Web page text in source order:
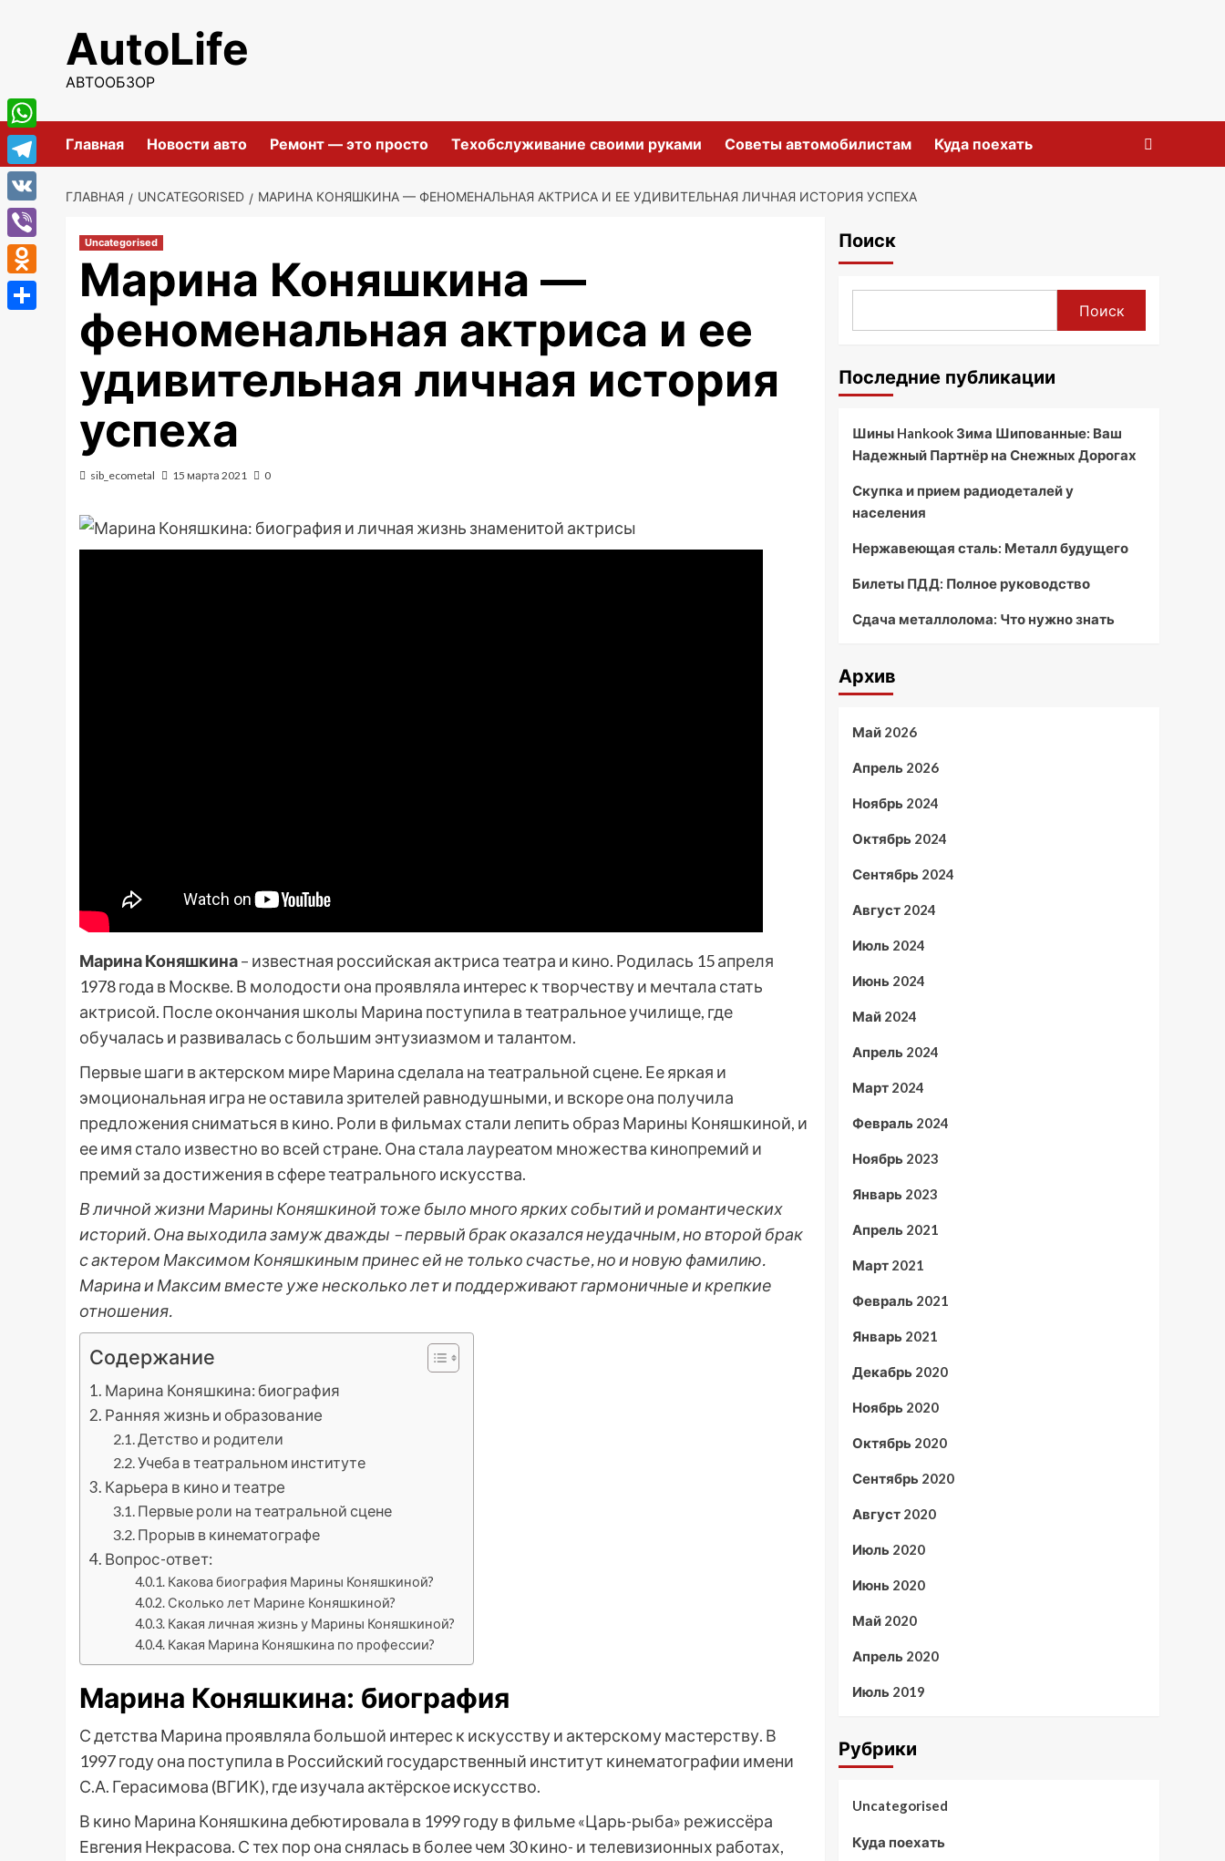
содержимомуAutoLife
АВТООБЗОР
Главная Новости авто Ремонт — это просто Техобслуживание своими руками Советы автомобилистам Куда поехать
ГЛАВНАЯ UNCATEGORISED МАРИНА КОНЯШКИНА — ФЕНОМЕНАЛЬНАЯ АКТРИСА И ЕЕ УДИВИТЕЛЬНАЯ ЛИЧНАЯ ИСТОРИЯ УСПЕХА
Uncategorised
Марина Коняшкина —
феноменальная актриса и ее
удивительная личная история
успеха
sib_ecometal 15 марта 2021 0
Марина Коняшкина– известная российская актриса театра и кино. Родилась 15 апреля
1978 года в Москве. В молодости она проявляла интерес к творчеству и мечтала стать
актрисой. После окончания школы Марина поступила в театральное училище, где
обучалась и развивалась с большим энтузиазмом и талантом.
Первые шаги в актерском мире Марина сделала на театральной сцене. Ее яркая и
эмоциональная игра не оставила зрителей равнодушными, и вскоре она получила
предложения сниматься в кино. Роли в фильмах стали лепить образ Марины Коняшкиной, и
ее имя стало известно во всей стране. Она стала лауреатом множества кинопремий и
премий за достижения в сфере театрального искусства.
В личной жизни Марины Коняшкиной тоже было много ярких событий и романтических
историй. Она выходила замуж дважды – первый брак оказался неудачным, но второй брак
с актером Максимом Коняшкиным принес ей не только счастье, но и новую фамилию.
Марина и Максим вместе уже несколько лет и поддерживают гармоничные и крепкие
отношения.
Содержание
Марина Коняшкина: биография
Ранняя жизнь и образование
Детство и родители
Учеба в театральном институте
Карьера в кино и театре
Первые роли на театральной сцене
Прорыв в кинематографе
Вопрос-ответ:
Какова биография Марины Коняшкиной?
Сколько лет Марине Коняшкиной?
Какая личная жизнь у Марины Коняшкиной?
Какая Марина Коняшкина по профессии?
Марина Коняшкина: биография
С детства Марина проявляла большой интерес к искусству и актерскому мастерству. В
1997 году она поступила в Российский государственный институт кинематографии имени
С.А. Герасимова (ВГИК), где изучала актёрское искусство.
В кино Марина Коняшкина дебютировала в 1999 году в фильме «Царь-рыба» режиссёра
Евгения Некрасова. С тех пор она снялась в более чем 30 кино- и телевизионных работах,
Поиск
Поиск
Последние публикации
Шины Hankook Зима Шипованные: Ваш
Надежный Партнёр на Снежных Дорогах
Скупка и прием радиодеталей у
населения
Нержавеющая сталь: Металл будущего
Билеты ПДД: Полное руководство
Сдача металлолома: Что нужно знать
Архив
Май 2026
Апрель 2026
Ноябрь 2024
Октябрь 2024
Сентябрь 2024
Август 2024
Июль 2024
Июнь 2024
Май 2024
Апрель 2024
Март 2024
Февраль 2024
Ноябрь 2023
Январь 2023
Апрель 2021
Март 2021
Февраль 2021
Январь 2021
Декабрь 2020
Ноябрь 2020
Октябрь 2020
Сентябрь 2020
Август 2020
Июль 2020
Июнь 2020
Май 2020
Апрель 2020
Июль 2019
Рубрики
Uncategorised
Куда поехать
WhatsApp
Telegram
VK
Viber
Odnoklassniki
Отправить